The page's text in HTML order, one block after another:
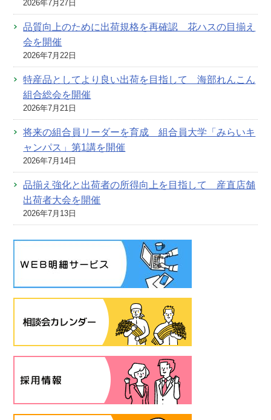
2026年7月27日
品質向上のために出荷規格を再確認 花ハスの目揃え
会を開催
2026年7月22日
特産品としてより良い出荷を目指して 海部れんこん
組合総会を開催
2026年7月21日
将来の組合員リーダーを育成 組合員大学「みらいキ
ャンパス」第1講を開催
2026年7月14日
品揃え強化と出荷者の所得向上を目指して 産直店舗
出荷者大会を開催
2026年7月13日